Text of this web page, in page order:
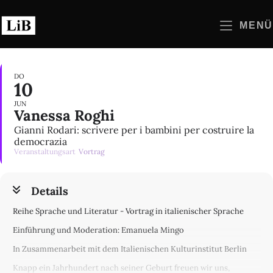
Inhalt
springen
MENÜ
DO
10
JUN
Vanessa Roghi
Gianni Rodari: scrivere per i bambini per costruire la
democrazia
Veranstaltungsart Vortrag
Details
Reihe Sprache und Literatur - Vortrag in italienischer Sprache
Einführung und Moderation: Emanuela Mingo
In Zusammenarbeit mit dem Italienischen Kulturinstitut Berlin
Knapp ein Jahrhundert nach seiner Geburt freuen wir uns,